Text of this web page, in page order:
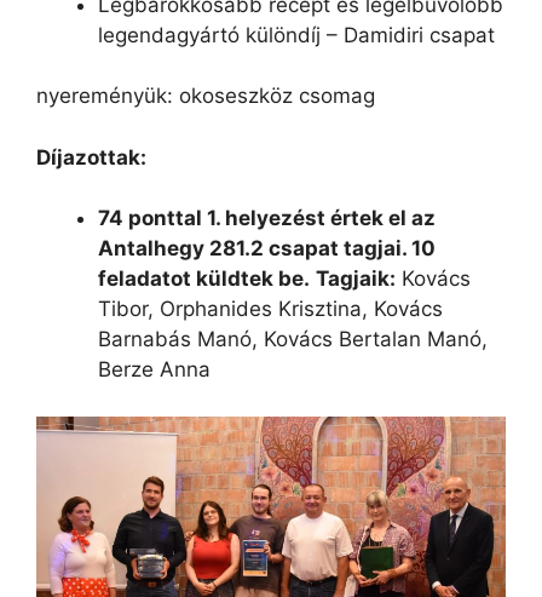
legendagyártó különdíj – Damidiri csapat
nyereményük: okoseszköz csomag
Díjazottak:
74 ponttal 1. helyezést értek el az
Antalhegy 281.2 csapat tagjai. 10
feladatot küldtek be. Tagjaik: Kovács
Tibor, Orphanides Krisztina, Kovács
Barnabás Manó, Kovács Bertalan Manó,
Berze Anna